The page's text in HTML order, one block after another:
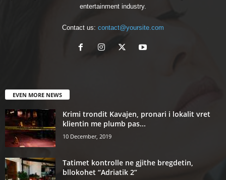
entertainment industry.
Contact us: contact@yoursite.com
EVEN MORE NEWS
Krimi trondit Kavajen, pronari i lokalit vret
klientin me plumb pas...
10 December, 2019
Tatimet kontrolle ne gjithe bregdetin,
bllokohet “Adriatik 2”